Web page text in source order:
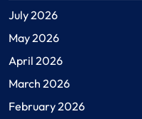
July 2026
May 2026
April 2026
March 2026
February 2026